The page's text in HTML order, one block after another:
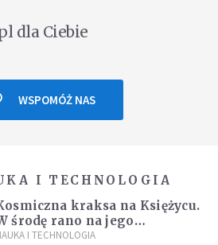
dla Ciebie
WSPOMÓŻ NAS
I TECHNOLOGIA
kraksa na Księżycu.
środę rano na jego
dojdzie do
I TECHNOLOGIA